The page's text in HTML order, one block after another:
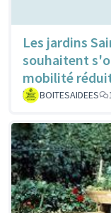
Les jardins
souhaitent
mobilité
BOITESAIDEES